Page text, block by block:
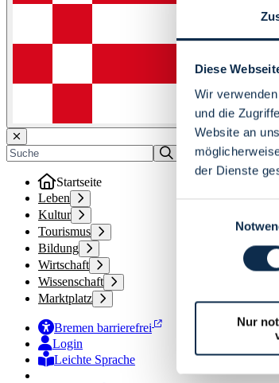
Diese
Wir
und die
Website an
der Dienste
Nur
Startseite
Leben
Kultur
Tourismus
Bildung
Wirtschaft
Wissenschaft
Marktplatz
Bremen barrierefrei
Login
Leichte Sprache
Zur Deutschen Gebärdensprache